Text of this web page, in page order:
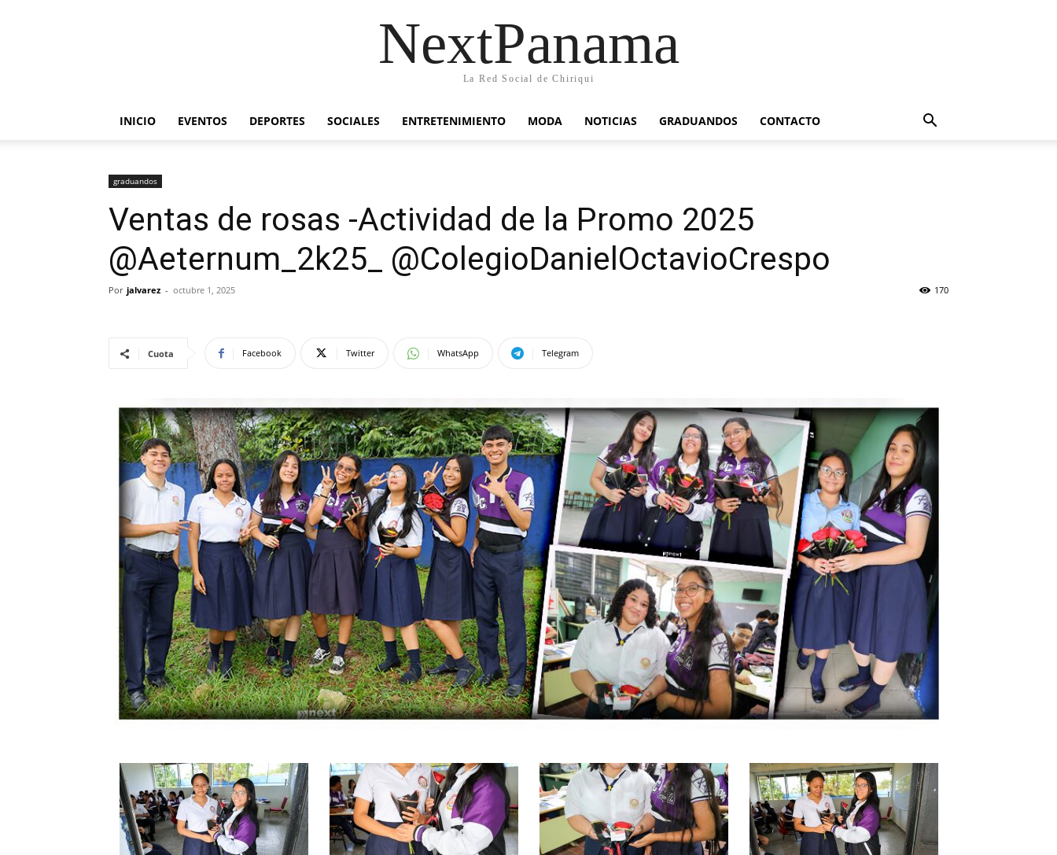
NextPanama
La Red Social de Chiriqui
INICIO EVENTOS DEPORTES SOCIALES ENTRETENIMIENTO MODA NOTICIAS GRADUANDOS CONTACTO
graduandos
Ventas de rosas -Actividad de la Promo 2025
@Aeternum_2k25_ @ColegioDanielOctavioCrespo
Por jalvarez - octubre 1, 2025 170
Cuota Facebook Twitter WhatsApp Telegram